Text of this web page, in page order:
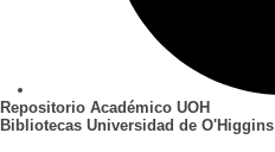
Repositorio Académico UOH
Bibliotecas Universidad de O'Higgins